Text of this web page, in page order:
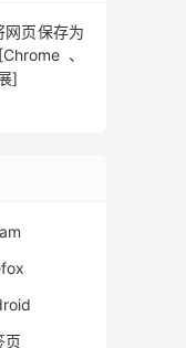
网页保存为
、
]
页